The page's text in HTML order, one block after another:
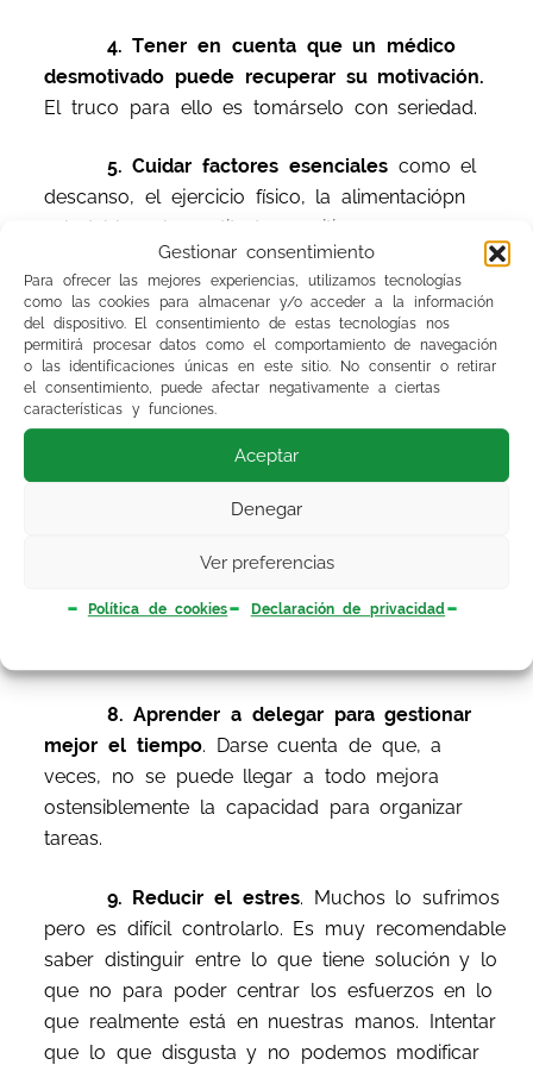
Gestionar consentimiento
Para ofrecer las mejores experiencias, utilizamos tecnologías
como las cookies para almacenar y/o acceder a la información
del dispositivo. El consentimiento de estas tecnologías nos
permitirá procesar datos como el comportamiento de navegación
o las identificaciones únicas en este sitio. No consentir o retirar
el consentimiento, puede afectar negativamente a ciertas
características y funciones.
Aceptar
Denegar
Ver preferencias
Política de cookies Declaración de privacidad
4. Tener en cuenta que un médico
desmotivado puede recuperar su motivación.
El truco para ello es tomárselo con seriedad.
5. Cuidar factores esencialescomo el
descanso, el ejercicio físico, la alimentaciópn
saludable y las actitudes positivas, que
favorecen la resolucón de poblemas.
6. Trabajar la resilienciao capacidad
para superar las adversidades lo antes posible.
Ayudan a ello el establecer metas y sueños,
aceptar la realidad sin buscar culpables para
problemas como una oportunidad para crecer.
visión relajada y sensata.Una vez identificados
necesita tiempo y tranquilidad para llevarlas a
8. Aprender a delegar para gestionar
mejor el tiempo. Darse cuenta de que, a
veces, no se puede llegar a todo mejora
ostensiblemente la capacidad para organizar
tareas.
9. Reducir el estres. Muchos lo sufrimos
pero es difícil controlarlo. Es muy recomendable
saber distinguir entre lo que tiene solución y lo
que no para poder centrar los esfuerzos en lo
que realmente está en nuestras manos. Intentar
que lo que disgusta y no podemos modificar